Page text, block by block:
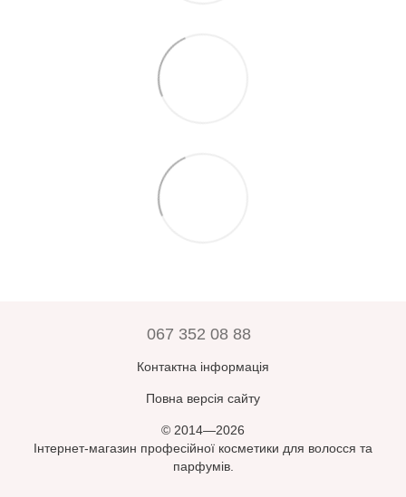
067 352 08 88
Контактна інформація
Повна версія сайту
© 2014—2026
Інтернет-магазин професійної косметики для волосся та
парфумів.